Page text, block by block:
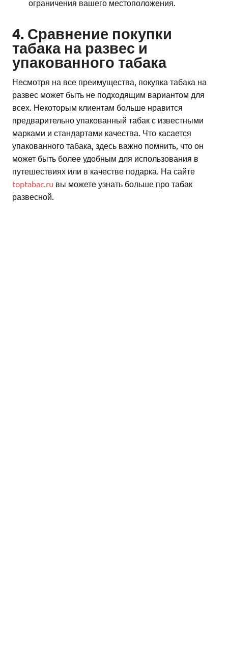
ограничения вашего местоположения.
4. Сравнение покупки
табака на развес и
упакованного табака
Несмотря на все преимущества, покупка табака на
развес может быть не подходящим вариантом для
всех. Некоторым клиентам больше нравится
предварительно упакованный табак с известными
марками и стандартами качества. Что касается
упакованного табака, здесь важно помнить, что он
может быть более удобным для использования в
путешествиях или в качестве подарка. На сайте
toptabac.ru вы можете узнать больше про табак
развесной.